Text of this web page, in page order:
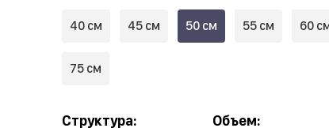
40 см 45 см 50 см 55 см 60
75 см
Структура: Объем: